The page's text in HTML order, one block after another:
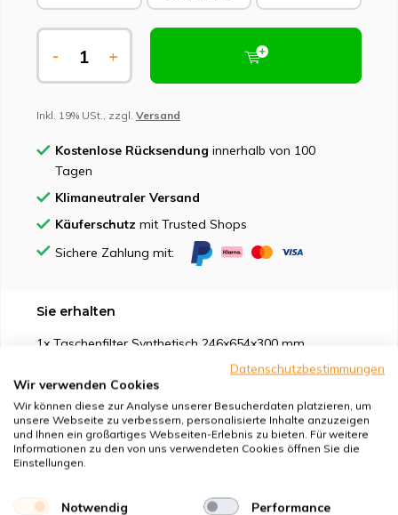
- +
Inkl. 19% USt., zzgl. Versand
Kostenlose Rücksendung innerhalb von 100
Tagen
Klimaneutraler Versand
Käuferschutz mit Trusted Shops
Sichere Zahlung mit:
Sie erhalten
1x Taschenfilter Synthetisch 246x654x300 mm.
1x Taschenfilter Nanowave 654x305x300 mm.
Geeignet für
Datenschutzbestimmungen
Wir verwenden Cookies
Wir können diese zur Analyse unserer Besucherdaten platzieren, um
unsere Webseite zu verbessern, personalisierte Inhalte anzuzeigen
und Ihnen ein großartiges Webseiten-Erlebnis zu bieten. Für weitere
Informationen zu den von uns verwendeten Cookies öffnen Sie die
Einstellungen.
Notwendig Performance